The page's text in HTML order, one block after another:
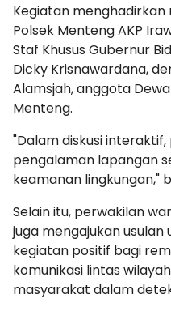
Kegiatan menghadirkan
Polsek Menteng AKP
Staf Khusus Gubernur
Dicky Krisnawardana,
Alamsjah, anggota
Menteng.
"Dalam diskusi
pengalaman lapangan
keamanan lingkungan,"
Selain itu, perwakilan
juga mengajukan
kegiatan positif bagi
komunikasi lintas
masyarakat dalam